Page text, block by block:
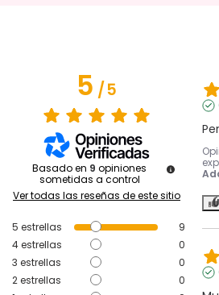
5/5
Basado en 9 opiniones
sometidas a control
Ver todas las reseñas de este sitio
5 estrellas
9
4estrellas
0
3 estrellas
0
2estrellas
0